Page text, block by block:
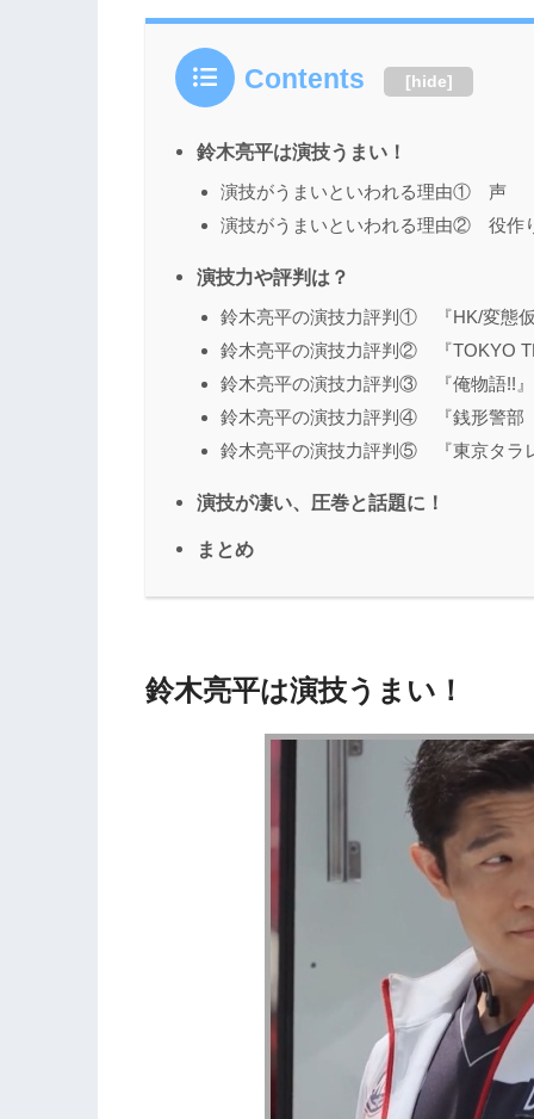
Contents [hide]
鈴木亮平は演技うまい！
演技がうまいといわれる理由① 声
演技がうまいといわれる理由② 役作
演技力や評判は？
鈴木亮平の演技力評判① 『HK/変態
鈴木亮平の演技力評判② 『TOKYO
鈴木亮平の演技力評判③ 『俺物語!!』
鈴木亮平の演技力評判④ 『銭形警部
鈴木亮平の演技力評判⑤ 『東京タラ
演技が凄い、圧巻と話題に！
まとめ
鈴木亮平は演技うまい！